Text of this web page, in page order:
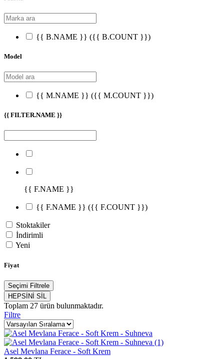
{{ B.NAME }} ({{ B.COUNT }})
Model
{{ M.NAME }} ({{ M.COUNT }})
{{ FILTER.NAME }}
{{ F.NAME }}
{{ F.NAME }} ({{ F.COUNT }})
Stoktakiler
İndirimli
Yeni
Fiyat
Seçimi Filtrele
HEPSİNİ SİL
Toplam 27 ürün bulunmaktadır.
Filtre
Asel Mevlana Ferace - Soft Krem